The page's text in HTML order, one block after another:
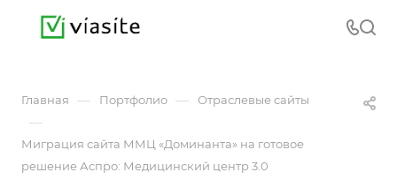
Главная — Портфолио — Отраслевые сайты
—
Миграция сайта ММЦ «Доминанта» на готовое
решение Аспро: Медицинский центр 3.0